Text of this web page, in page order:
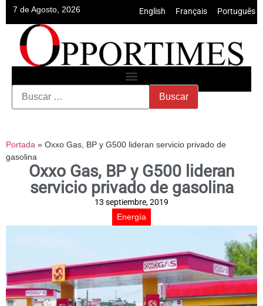
7 de Agosto, 2026 English Français Português
Portada » Oxxo Gas, BP y G500 lideran servicio privado de
gasolina
Oxxo Gas, BP y G500 lideran
servicio privado de gasolina
13 septiembre, 2019
Energía